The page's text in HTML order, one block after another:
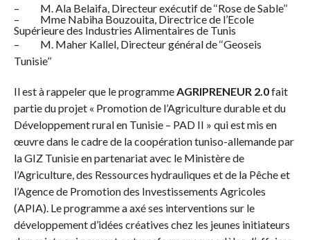
– M. Ala Belaifa, Directeur exécutif de ‘‘Rose de Sable’’
– Mme Nabiha Bouzouita, Directrice de l’Ecole
Supérieure des Industries Alimentaires de Tunis
– M. Maher Kallel, Directeur général de ‘‘Geoseis
Tunisie’’
Il est à rappeler que le programme AGRIPRENEUR 2.0fait
partie du projet « Promotion de l’Agriculture durable et du
Développement rural en Tunisie – PAD II » qui est mis en
œuvre dans le cadre de la coopération tuniso-allemande par
la GIZ Tunisie en partenariat avec le Ministère de
l’Agriculture, des Ressources hydrauliques et de la Pêche et
l’Agence de Promotion des Investissements Agricoles
(APIA). Le programme a axé ses interventions sur le
développement d’idées créatives chez les jeunes initiateurs